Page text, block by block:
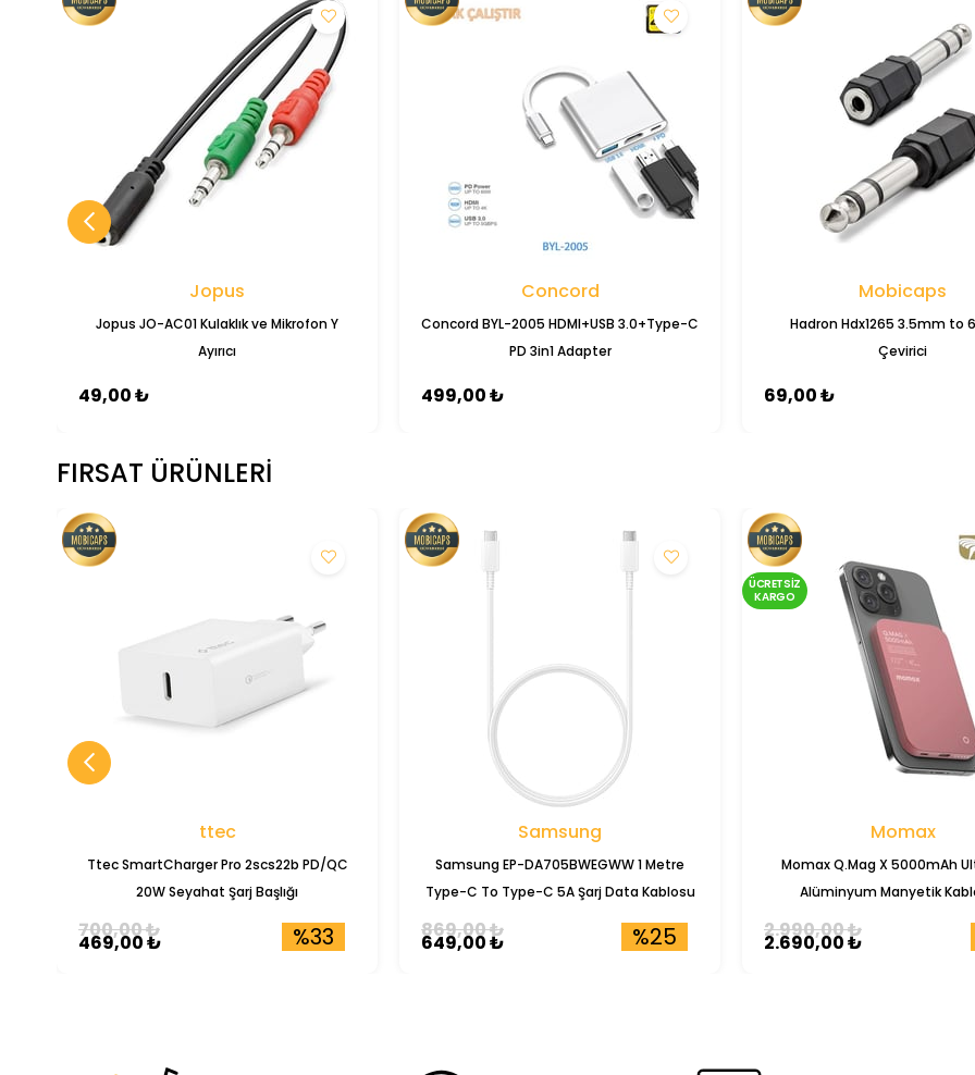
Jopus
Jopus JO-AC01 Kulaklık ve Mikrofon Y
Ayırıcı
49,00 ₺
Concord
Concord BYL-2005 HDMI+USB 3.0+Type-C
PD 3in1 Adapter
499,00 ₺
Mobicaps
Hadron Hdx1265 3.5mm to
Çevirici
69,00 ₺
FIRSAT ÜRÜNLERI
ttec
Ttec SmartCharger Pro 2scs22b PD/QC
20W Seyahat Şarj Başlığı
%33
469,00 ₺
700,00 ₺
Samsung
Samsung EP-DA705BWEGWW 1 Metre
Type-C To Type-C 5A Şarj Data Kablosu
%25
649,00 ₺
869,00 ₺
Momax
Momax Q.Mag X 5000mAh
Alüminyum Manyetik
ÜCRETSIZ
KARGO
2.690,00 ₺
2.990,00 ₺